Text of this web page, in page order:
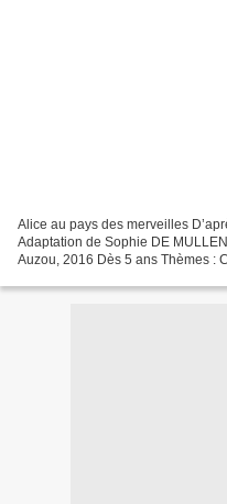
Alice au pays des merveilles
Adaptation de Sophie DE
Auzou, 2016 Dès 5 ans Thèmes :